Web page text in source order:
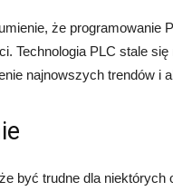
że programowanie
Technologia PLC stale
najnowszych trendów i
być trudne dla